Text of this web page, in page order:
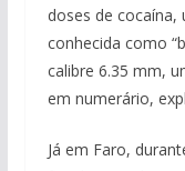
doses de cocaína,
conhecida como
calibre 6.35 mm,
em numerário,
Já em Faro,